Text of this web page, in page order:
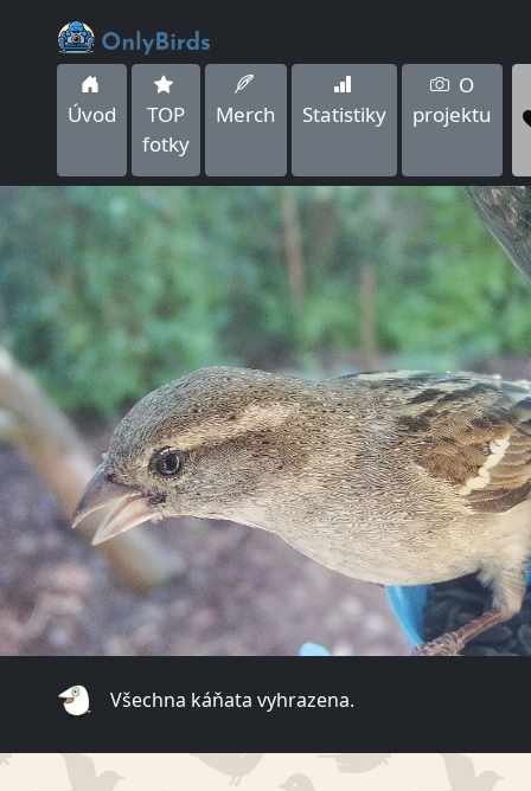
Úvod
TOP
fotky
Merch Statistiky
O
projektu
Všechna káňata vyhrazena.